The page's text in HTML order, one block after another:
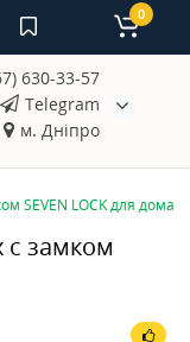
630-33-57
Telegram
м. Дніпро
0
SEVEN LOCK для дома
с замком